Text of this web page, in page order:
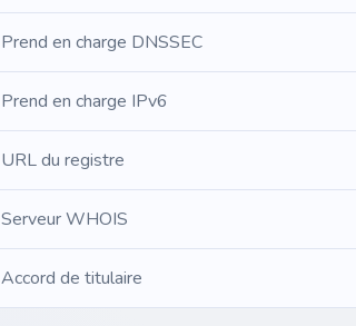
Prend en charge DNSSEC
Prend en charge IPv6
URL du registre
Serveur WHOIS
Accord de titulaire